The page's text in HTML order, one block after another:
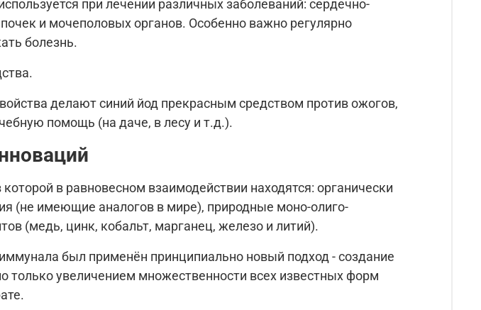
при лечении различных заболеваний: сердечно-
и мочеполовых органов. Особенно важно регулярно
болезнь.
делают синий йод прекрасным средством против ожогов,
помощь (на даче, в лесу и т.д.).
в равновесном взаимодействии находятся: органически
(не имеющие аналогов в мире), природные моно-олиго-
(медь, цинк, кобальт, марганец, железо и литий).
был применён принципиально новый подход - создание
только увеличением множественности всех известных форм